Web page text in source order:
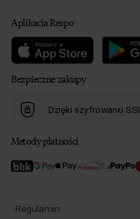
Aplikacja Respo
Bezpieczne zakupy
Dzięki szyfrowaniu SSL
Metody płatności
Regulamin